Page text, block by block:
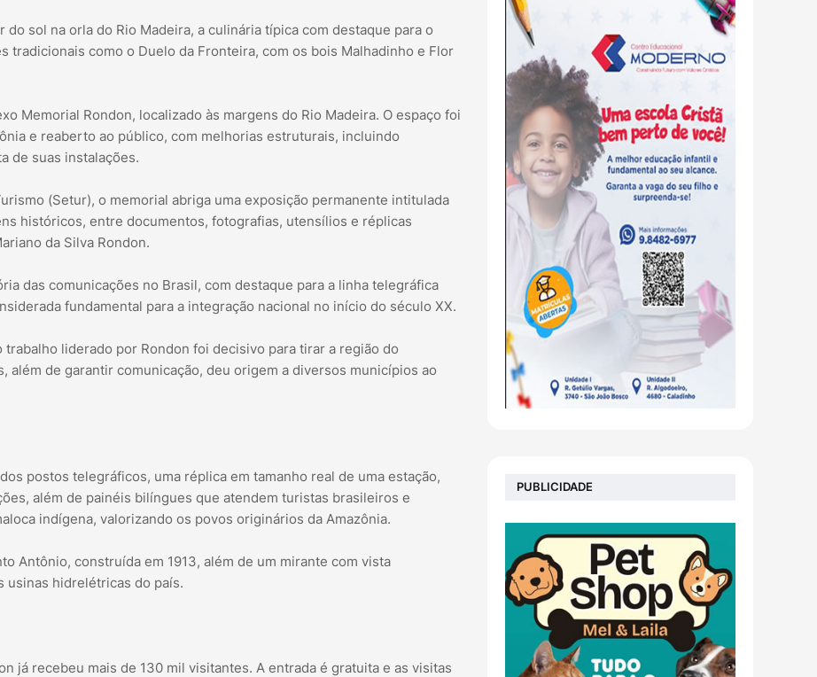
sol na orla do Rio Madeira, a culinária típica com destaque para o
tradicionais como o Duelo da Fronteira, com os bois Malhadinho e Flor
Memorial Rondon, localizado às margens do Rio Madeira. O espaço foi
e reaberto ao público, com melhorias estruturais, incluindo
de suas instalações.
(Setur), o memorial abriga uma exposição permanente intitulada
históricos, entre documentos, fotografias, utensílios e réplicas
da Silva Rondon.
das comunicações no Brasil, com destaque para a linha telegráfica
fundamental para a integração nacional no início do século XX.
liderado por Rondon foi decisivo para tirar a região do
além de garantir comunicação, deu origem a diversos municípios ao
postos telegráficos, uma réplica em tamanho real de uma estação,
além de painéis bilíngues que atendem turistas brasileiros e
indígena, valorizando os povos originários da Amazônia.
Antônio, construída em 1913, além de um mirante com vista
usinas hidrelétricas do país.
já recebeu mais de 130 mil visitantes. A entrada é gratuita e as visitas
PUBLICIDADE